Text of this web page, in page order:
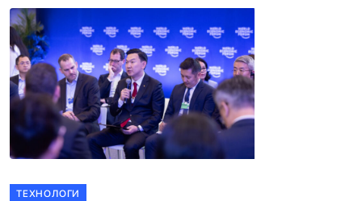
ТЕХНОЛОГИ